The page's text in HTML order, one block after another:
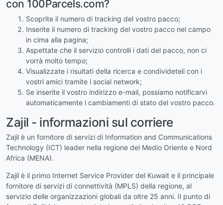
con 100Parcels.com?
Scoprite il numero di tracking del vostro pacco;
Inserite il numero di tracking del vostro pacco nel campo
in cima alla pagina;
Aspettate che il servizio controlli i dati del pacco, non ci
vorrà molto tempo;
Visualizzate i risultati della ricerca e condivideteli con i
vostri amici tramite i social network;
Se inserite il vostro indirizzo e-mail, possiamo notificarvi
automaticamente i cambiamenti di stato del vostro pacco.
Zajil - informazioni sul corriere
Zajil è un fornitore di servizi di Information and Communications
Technology (ICT) leader nella regione del Medio Oriente e Nord
Africa (MENA).
Zajil è il primo Internet Service Provider del Kuwait e il principale
fornitore di servizi di connettività (MPLS) della regione, al
servizio delle organizzazioni globali da oltre 25 anni. Il punto di